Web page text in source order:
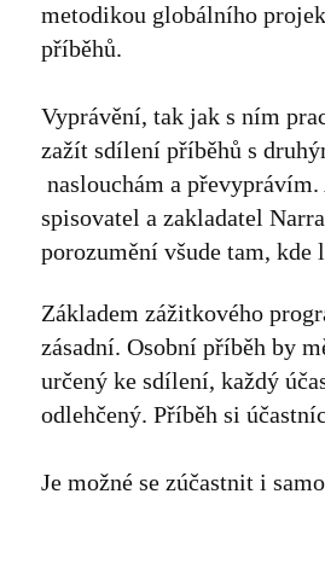
metodikou globálního
příběhů.
Vyprávění, tak jak s ním
zažít sdílení příběhů s
naslouchám a
spisovatel a zakladatel
porozumění všude tam,
Základem zážitkového
zásadní. Osobní příběh by
určený ke sdílení, každý
odlehčený. Příběh si
Je možné se zúčastnit i